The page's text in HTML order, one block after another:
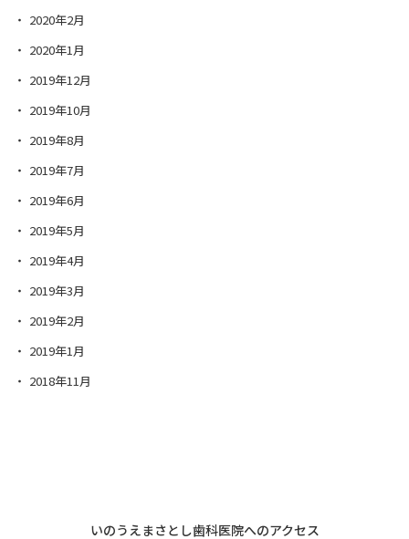
2020年2月
2020年1月
2019年12月
2019年10月
2019年8月
2019年7月
2019年6月
2019年5月
2019年4月
2019年3月
2019年2月
2019年1月
2018年11月
いのうえまさとし歯科医院へのアクセス